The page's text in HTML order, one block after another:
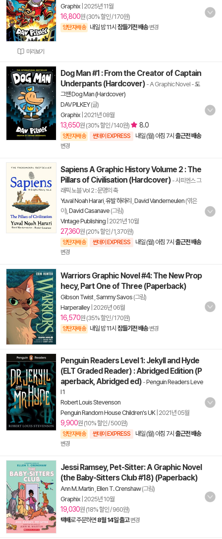
미리보기
Graphix 2025년 11월
16,800원 (30% 할인 / 170원)
양탄자배송 내일 밤 11시 잠들기전 배송 변경
Dog Man #1 : From the Creator of Captain
Underpants (Hardcover) - A Graphic Novel -도
그맨 Dog Man (Hardcover)
DAV PILKEY(글)
Graphix 2021년 08월
13,650원 (30% 할인 / 140원) 8.0
양탄자배송 썬데이 EXPRESS 내일 (월) 아침 7시 출근전 배송
변경
Sapiens A Graphic History Volume 2 : The
Pillars of Civilisation (Hardcover) - 사피엔스 그
래픽 노블 Vol 2 : 문명의 축
Yuval Noah Harari 유발 하라리 David Vanderneulen (엮은
이), David Casanave (그림)
Vintage Publishing 2021년 10월
27,360원 (20% 할인 / 1,370원)
양탄자배송 썬데이 EXPRESS 내일 (월) 아침 7시 출근전 배송
변경
Warriors Graphic Novel #4: The New Prop
hecy, Part One of Three (Paperback)
Gibson Twist, Sammy Savos (그림)
Harperalley| 2026년 06월
16,570원 (35% 할인 / 170원)
양탄자배송 내일 밤 11시 잠들기전 배송 변경
Penguin Readers Level 1: Jekyll and Hyde
(ELT Graded Reader) : Abridged Edition (P
aperback, Abridged ed) -Penguin Readers Leve
l 1
Robert Louis Stevenson
Penguin Random House Children's UK| 2021년 05월
9,900원 (10% 할인 / 500원)
양탄자배송 썬데이 EXPRESS 내일 (월) 아침 7시 출근전 배송
변경
Jessi Ramsey, Pet-Sitter: A Graphic Novel
(the Baby-Sitters Club #18) (Paperback)
Ann M. Martin Ellen T. Crenshaw(그림)
Graphix 2025년 10월
19,030원 (18% 할인 / 960원)
택배로 주문하면 8월 14일 출고 변경